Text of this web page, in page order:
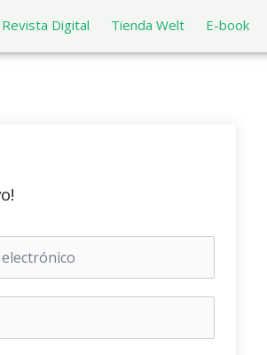
Revista Digital Tienda Welt E-book